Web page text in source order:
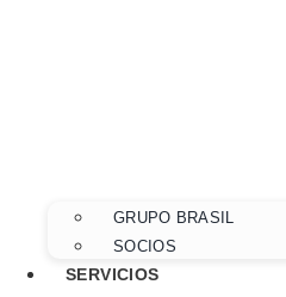
GRUPO BRASIL
SOCIOS
SERVICIOS